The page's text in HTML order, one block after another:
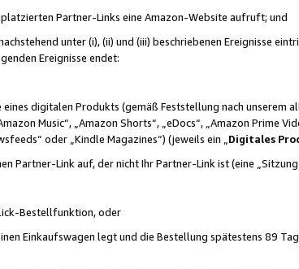
Partner-Links eine Amazon-Website aufruft; und
unter (i), (ii) und (iii) beschriebenen Ereignisse
Ereignisse endet:
digitalen Produkts (gemäß Feststellung nach unserem
Music“, „Amazon Shorts“, „eDocs“, „Amazon Prime
oder „Kindle Magazines“) (jeweils ein „ Digitales
Partner-Link auf, der nicht Ihr Partner-Link ist (eine
Bestellfunktion, oder
Einkaufswagen legt und die Bestellung spätestens 89